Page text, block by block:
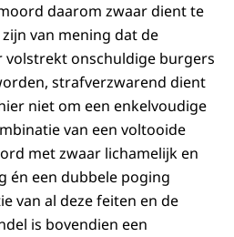
daarom zwaar dient te
van mening dat de
onschuldige burgers
strafverzwarend dient
niet om een enkelvoudige
van een voltooide
met zwaar lichamelijk en
én een dubbele poging
van al deze feiten en de
is bovendien een